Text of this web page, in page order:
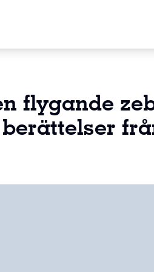
flygande
berättelser